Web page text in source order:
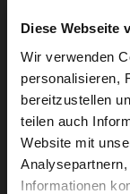
Diese Webseite
Wir verwenden
personalisieren,
bereitzustellen
teilen auch
Website mit
Informationen
Visiting
For a